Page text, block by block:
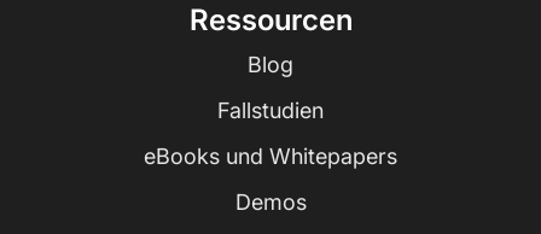
Ressourcen
Blog
Fallstudien
eBooks und Whitepapers
Demos